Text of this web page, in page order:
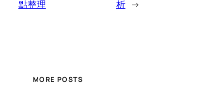
點整理
析 →
MORE POSTS